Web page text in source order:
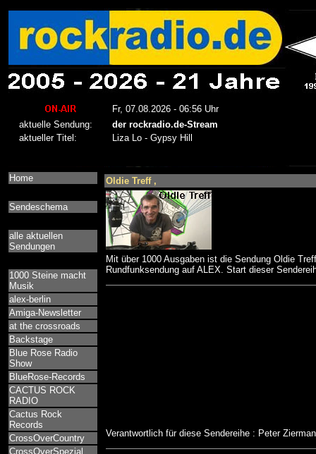
Home
Sendeschema
alle aktuellen
Sendungen
1000 Steine macht
Musik
alex-berlin
Amiga-Newsletter
at the crossroads
Backstage
Blue Rose Radio
Show
BlueRose-Records
CACTUS ROCK
RADIO
Cactus Rock
Records
CrossOverCountry
CrossOverSpezial
Oldie Treff ,
Mit über 1000 Ausgaben ist die Sendung Oldie
Rundfunksendung auf ALEX. Start dieser
Verantwortlich für diese Sendereihe : Peter